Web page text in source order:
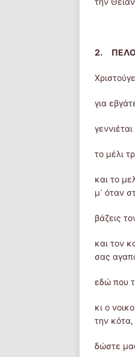
2.
για
το μέλι
και το
μ᾿ όταν
βάζεις
και τον
σας
εδώ που
κι ο
την κότα,
δώστε